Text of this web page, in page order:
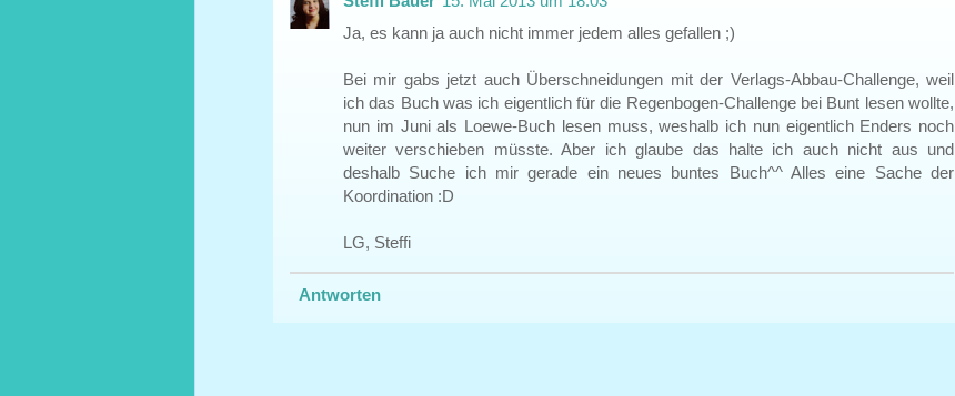
Ja, es kann ja auch nicht immer jedem alles gefallen ;)
Bei mir gabs jetzt auch Überschneidungen mit der Verlags-Abbau-Challenge, weil
ich das Buch was ich eigentlich für die Regenbogen-Challenge bei Bunt lesen wollte,
nun im Juni als Loewe-Buch lesen muss, weshalb ich nun eigentlich Enders noch
weiter verschieben müsste. Aber ich glaube das halte ich auch nicht aus und
deshalb Suche ich mir gerade ein neues buntes Buch^^ Alles eine Sache der
Koordination :D
LG, Steffi
Antworten